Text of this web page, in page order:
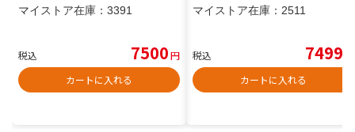
マイストア在庫： 3391
税込 7500円
カートに入れる
マイストア在庫： 2511
税込 7499
カートに入れる